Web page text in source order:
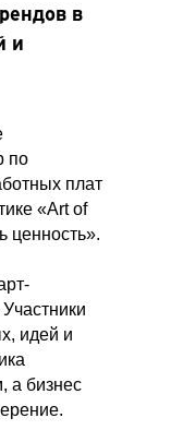
в
и
по
плат
«Art of
ценность».
идей и
а бизнес